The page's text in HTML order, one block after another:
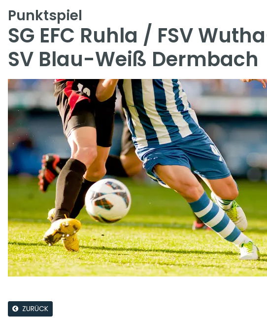
Punktspiel
SG EFC Ruhla / FSV
SV Blau-Weiß Dermbach
ZURÜCK